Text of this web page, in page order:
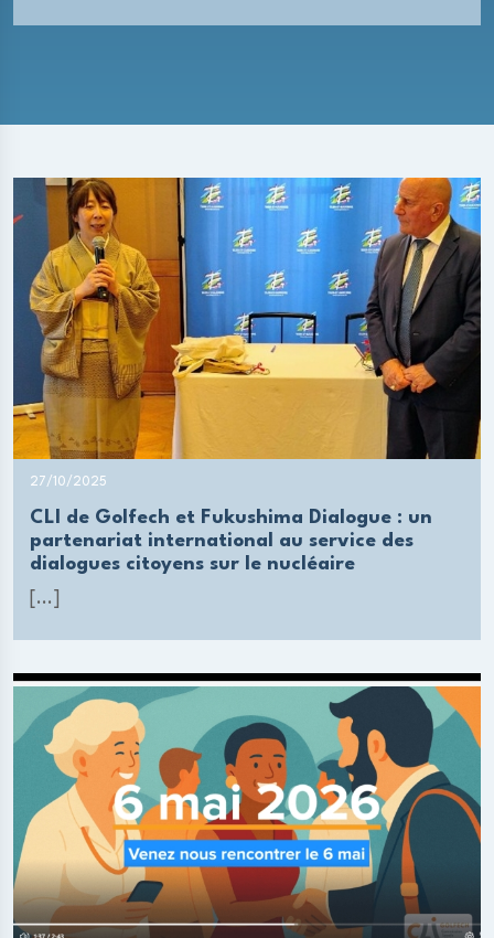
27/10/2025
CLI de Golfech et Fukushima Dialogue : un
partenariat international au service des
dialogues citoyens sur le nucléaire
[...]